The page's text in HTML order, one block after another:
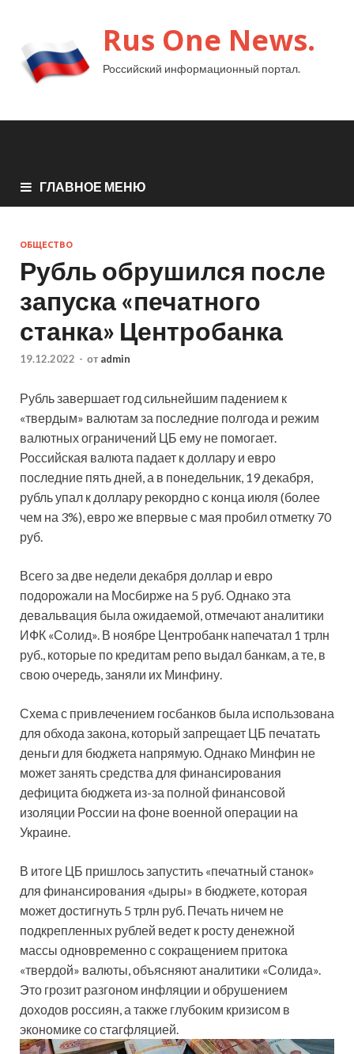
Rus One News.
Российский информационный портал.
ГЛАВНОЕ МЕНЮ
ОБЩЕСТВО
Рубль обрушился после
запуска «печатного
станка» Центробанка
19.12.2022 - от admin
Рубль завершает год сильнейшим падением к
«твердым» валютам за последние полгода и режим
валютных ограничений ЦБ ему не помогает.
Российская валюта падает к доллару и евро
последние пять дней, а в понедельник, 19 декабря,
рубль упал к доллару рекордно с конца июля (более
чем на 3%), евро же впервые с мая пробил отметку 70
руб.
Всего за две недели декабря доллар и евро
подорожали на Мосбирже на 5 руб. Однако эта
девальвация была ожидаемой, отмечают аналитики
ИФК «Солид». В ноябре Центробанк напечатал 1 трлн
руб., которые по кредитам репо выдал банкам, а те, в
свою очередь, заняли их Минфину.
Схема с привлечением госбанков была использована
для обхода закона, который запрещает ЦБ печатать
деньги для бюджета напрямую. Однако Минфин не
может занять средства для финансирования
дефицита бюджета из-за полной финансовой
изоляции России на фоне военной операции на
Украине.
В итоге ЦБ пришлось запустить «печатный станок»
для финансирования «дыры» в бюджете, которая
может достигнуть 5 трлн руб. Печать ничем не
подкрепленных рублей ведет к росту денежной
массы одновременно с сокращением притока
«твердой» валюты, объясняют аналитики «Солида».
Это грозит разгоном инфляции и обрушением
доходов россиян, а также глубоким кризисом в
экономике со стагфляцией.